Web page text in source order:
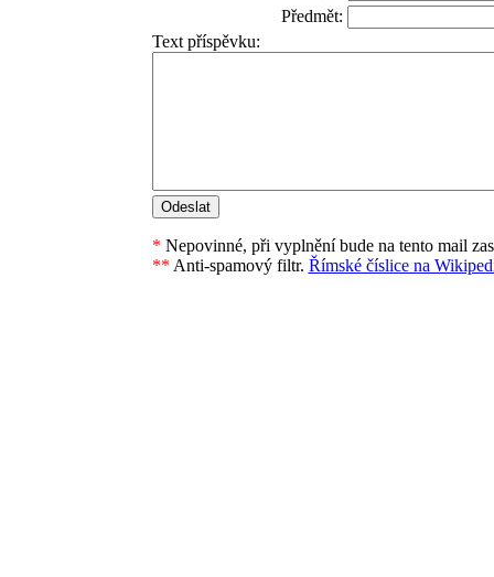
Předmět:
Text příspěvku:
* Nepovinné, při vyplnění bude na tento mail
** Anti-spamový filtr. Římské číslice na